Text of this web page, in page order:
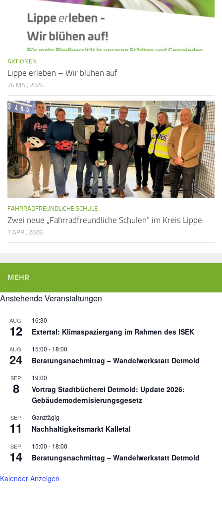
AKTIONEN
Lippe erleben – Wir blühen auf
26 MAI, 2026
FAHRRADFREUNDLICHE SCHULE
Zwei neue „Fahrradfreundliche Schulen“ im Kreis Lippe
7 APR., 2026
MEHR
Anstehende Veranstaltungen
AUG.
12
16:30
Extertal: Klimaspaziergang im Rahmen des ISEK
AUG.
24
15:00 - 18:00
Beratungsnachmittag – Wandelwerkstatt Detmold
SEP.
8
19:00
Vortrag Stadtbücherei Detmold: Update 2026:
Gebäudemodernisierungsgesetz
SEP.
11
Ganztägig
Nachhaltigkeitsmarkt Kalletal
SEP.
14
15:00 - 18:00
Beratungsnachmittag – Wandelwerkstatt Detmold
Kalender Anzeigen